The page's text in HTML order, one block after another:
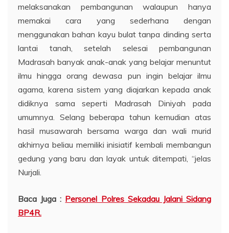
melaksanakan pembangunan walaupun hanya
memakai cara yang sederhana dengan
menggunakan bahan kayu bulat tanpa dinding serta
lantai tanah, setelah selesai pembangunan
Madrasah banyak anak-anak yang belajar menuntut
ilmu hingga orang dewasa pun ingin belajar ilmu
agama, karena sistem yang diajarkan kepada anak
didiknya sama seperti Madrasah Diniyah pada
umumnya. Selang beberapa tahun kemudian atas
hasil musawarah bersama warga dan wali murid
akhirnya beliau memiliki inisiatif kembali membangun
gedung yang baru dan layak untuk ditempati, “jelas
Nurjali.
Baca Juga : Personel Polres Sekadau Jalani Sidang
BP4R.